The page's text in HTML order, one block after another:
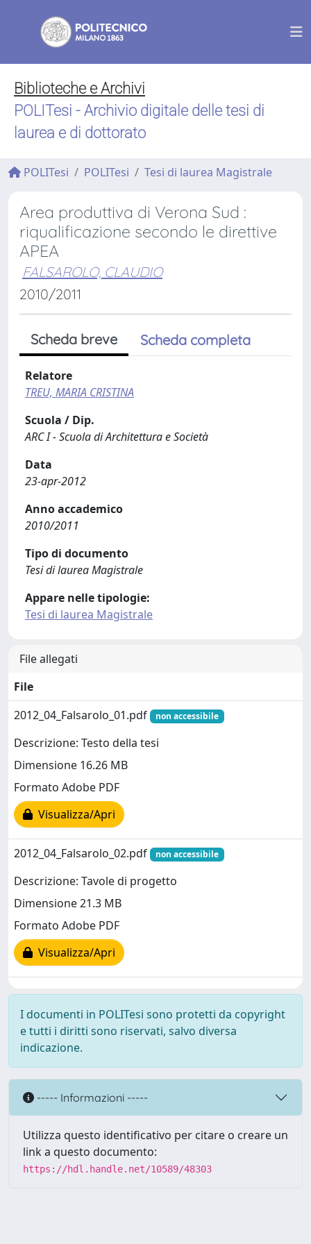
Biblioteche e Archivi
POLITesi - Archivio digitale delle tesi di
laurea e di dottorato
POLITesi POLITesi Tesi di laurea Magistrale
Area produttiva di Verona Sud :
riqualificazione secondo le direttive
APEA
FALSAROLO, CLAUDIO
2010/2011
Scheda breve Scheda completa
Relatore
TREU, MARIA CRISTINA
Scuola / Dip.
ARC I - Scuola di Architettura e Società
Data
23-apr-2012
Anno accademico
2010/2011
Tipo di documento
Tesi di laurea Magistrale
Appare nelle tipologie:
Tesi di laurea Magistrale
File allegati
File
2012_04_Falsarolo_01.pdf
non accessibile
Descrizione: Testo della tesi
Dimensione 16.26 MB
Formato Adobe PDF
Visualizza/Apri
2012_04_Falsarolo_02.pdf non accessibile
Descrizione: Tavole di progetto
Dimensione 21.3 MB
Formato Adobe PDF
Visualizza/Apri
I documenti in POLITesi sono protetti da copyright
e tutti i diritti sono riservati, salvo diversa
indicazione.
----- Informazioni -----
Utilizza questo identificativo per citare o creare un
link a questo documento:
https://hdl.handle.net/10589/48303